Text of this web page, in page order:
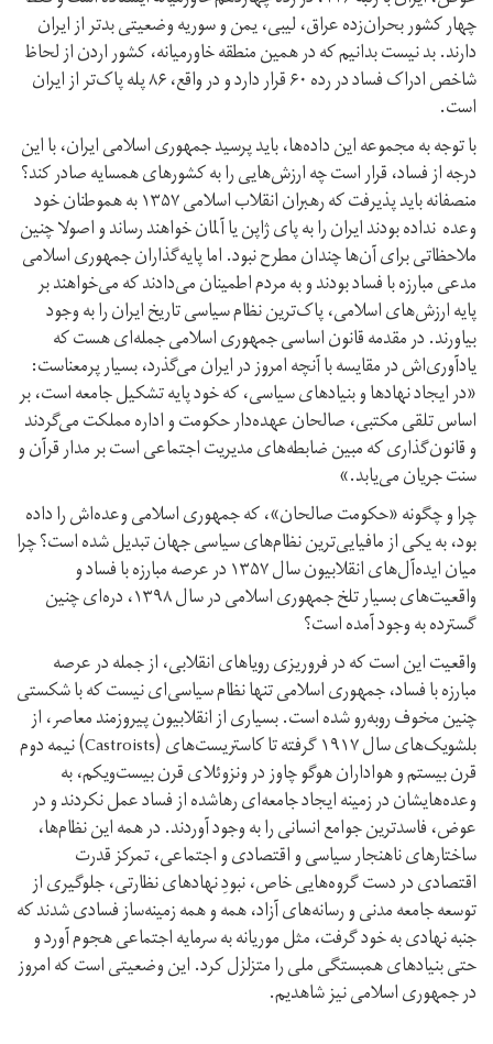
چهار کشور بحران‌زده عراق، لیبی، یمن و سوریه وضعیتی بدتر از ایران
دارند. بد نیست بدانیم که در همین منطقه خاورمیانه، کشور اردن از لحاظ
شاخص ادراک فساد در رده ۶۰ قرار دارد و در واقع، ۸۶ پله پاک‌تر از ایران
است.
با توجه به مجموعه این داده‌ها، باید پرسید جمهوری اسلامی ایران، با این
درجه از فساد، قرار است چه ارزش‌هایی را به کشور‌های همسایه صادر کند؟
منصفانه باید پذیرفت که رهبران انقلاب اسلامی ۱۳۵۷ به هموطنان خود
وعده نداده بودند ایران را به پای ژاپن یا آلمان خواهند رساند و اصولا چنین
ملاحظاتی برای آن‌ها چندان مطرح نبود. اما پایه‌گذاران جمهوری اسلامی
مدعی مبارزه با فساد بودند و به مردم اطمینان می‌دادند که می‌خواهند بر
پایه ارزش‌های اسلامی، پاک‌ترین نظام سیاسی تاریخ ایران را به وجود
بیاورند. در مقدمه قانون اساسی جمهوری اسلامی جمله‌ای هست که
یاد‌آوری‌اش در مقایسه با آنچه امروز در ایران می‌گذرد، بسیار پر‌معناست:
«در ایجاد نهادها و بنیاد‌های سیاسی، که خود پایه تشکیل جامعه است، بر
اساس تلقی مکتبی، صالحان عهده‌دار حکومت و اداره مملکت می‌گردند
و قانون‌گذاری که مبین ضابطه‌های مدیریت اجتماعی است بر مدار قرآن و
سنت جریان می‌یابد.»
چرا و چگونه «حکومت صالحان»، که جمهوری اسلامی وعده‌اش را داده
بود، به یکی از مافیایی‌ترین نظام‌های سیاسی جهان تبدیل شده است؟ چرا
میان ایده‌آل‌های انقلابیون سال ۱۳۵۷ در عرصه مبارزه با فساد و
واقعیت‌های بسیار تلخ جمهوری اسلامی در سال ۱۳۹۸، دره‌ای چنین
گسترده به وجود آمده است؟
واقعیت این است که در فروریزی رویا‌های انقلابی، از جمله در عرصه
مبارزه با فساد، جمهوری اسلامی تنها نظام سیاسی‌ای نیست که با شکستی
چنین مخوف روبه‌رو شده است. بسیاری از انقلابیون پیروزمند معاصر، از
بلشویک‌های سال ۱۹۱۷ گرفته تا کاستریست‌های (Castroists) نیمه دوم
قرن بیستم و هواداران هوگو چاوز در ونزوئلای قرن بیست‌و‌یکم، به
وعده‌هایشان در زمینه ایجاد جامعه‌ای رها‌شده از فساد عمل نکردند و در
عوض، فاسدترین جوامع انسانی را به وجود آوردند. در همه این نظام‌ها،
ساختار‌های ناهنجار سیاسی و اقتصادی و اجتماعی، تمرکز قدرت
اقتصادی در دست گروه‌هایی خاص، نبودِ نهاد‌های نظارتی، جلوگیری از
توسعه جامعه مدنی و رسانه‌های آزاد، همه و همه زمینه‌ساز فسادی شدند که
جنبه نهادی به خود گرفت، مثل موریانه به سرمایه اجتماعی هجوم آورد و
حتی بنیاد‌های همبستگی ملی را متزلزل کرد. این وضعیتی است که امروز
در جمهوری اسلامی نیز شاهدیم.